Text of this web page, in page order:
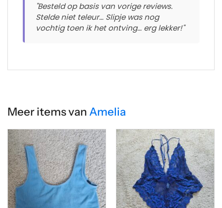
"Besteld op basis van vorige reviews.
Stelde niet teleur… Slipje was nog
vochtig toen ik het ontving… erg lekker!"
Meer items van Amelia